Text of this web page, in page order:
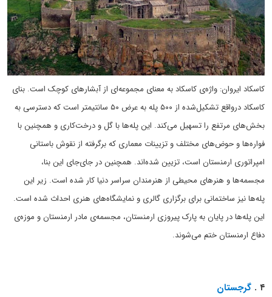
کاسکاد ایروان: واژه‌ی کاسکاد به معنای مجموعه‌ای از آبشارهای کوچک است. بنای
کاسکاد درواقع تشکیل‌شده از ۵۰۰ پله به عرض ۵۰ سانتیمتر است که دسترسی به
بخش‌های مرتفع را تسهیل می‌کند. این پله‌ها با گل و درخت‌کاری و همچنین با
فواره‌ها و حوض‌های مختلف و تزیینات معماری که برگرفته از نقوش باستانی
امپراتوری ارمنستان است، تزیین شده‌اند. همچنین در جای‌جای این بنا،
مجسمه‌ها و هنرهای محیطی از هنرمندان سراسر دنیا کار شده است. زیر این
پله‌ها نیز ساختمانی برای برگزاری گالری و نمایشگاه‌های هنری احداث شده است.
این پله‌ها در پایان به پارک پیروزی ارمنستان، مجسمه‌ی مادر ارمنستان و موزه‌ی
دفاع ارمنستان ختم می‌شوند.
۴ . گرجستان